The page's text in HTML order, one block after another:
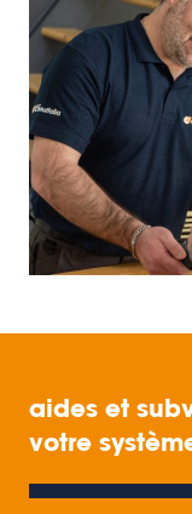
aides et
votre